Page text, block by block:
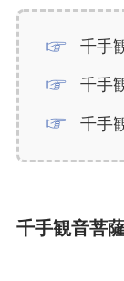
千手
千手
千手
千手観音菩